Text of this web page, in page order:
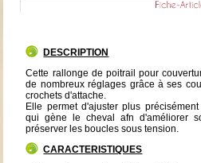
DESCRIPTION
Cette rallonge de poitrail pour
de nombreux réglages grâce à ses
crochets d'attache.
Elle permet d'ajuster plus
qui gène le cheval afn d'améliorer
préserver les boucles sous tension.
CARACTERISTIQUES